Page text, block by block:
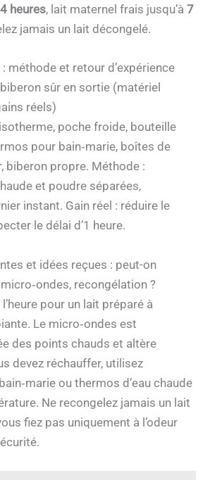
heures, lait maternel frais jusqu’à 7
jamais un lait décongelé.
méthode et retour d’expérience
sûr en sortie (matériel
réels)
poche froide, bouteille
pour bain‑marie, boîtes de
biberon propre. Méthode :
et poudre séparées,
instant. Gain réel : réduire le
le délai d’1 heure.
et idées reçues : peut-on
recongélation ?
pour un lait préparé à
Le micro‑ondes est
des points chauds et altère
devez réchauffer, utilisez
ou thermos d’eau chaude
Ne recongelez jamais un lait
fiez pas uniquement à l’odeur